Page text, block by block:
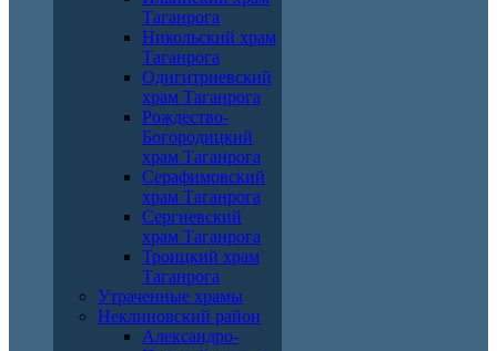
Таганрога
Никольский храм
Таганрога
Одигитриевский
храм Таганрога
Рождество-
Богородицкий
храм Таганрога
Серафимовский
храм Таганрога
Сергиевский
храм Таганрога
Троицкий храм
Таганрога
Утраченные храмы
Неклиновский район
Александро-